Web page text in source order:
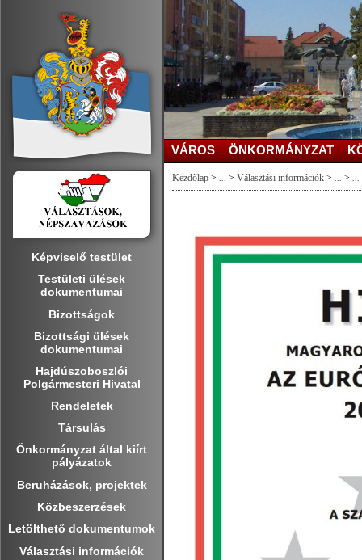
Képviselő testület
Testületi ülések
dokumentumai
Bizottságok
Bizottsági ülések
dokumentumai
Hajdúszoboszlói
Polgármesteri Hivatal
Rendeletek
Társulás
Önkormányzat által kiírt
pályázatok
Beruházások, projektek
Közbeszerzések
Letölthető dokumentumok
Választási információk
VÁROS ÖNKORMÁNYZAT
Kezdőlap > ... > Választási információk > ... > ...